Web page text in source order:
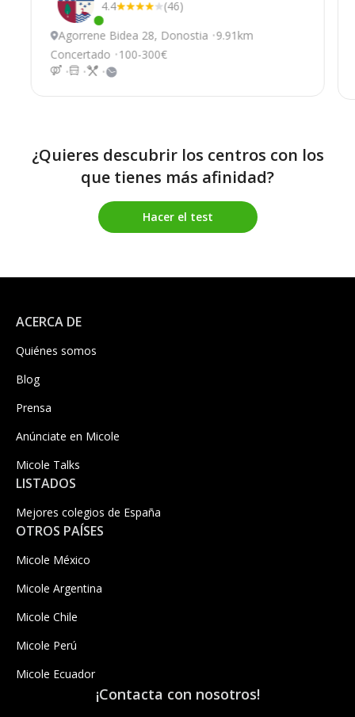
Este centro ha estado online recientemente
4.4
(46)
Agorrene Bidea 28, Donostia 9.91km
Concertado
100-300€
¿Quieres descubrir los centros con los
que tienes más afinidad?
Hacer el test
ACERCA DE
Quiénes somos
Blog
Prensa
Anúnciate en Micole
Micole Talks
LISTADOS
Mejores colegios de España
OTROS PAÍSES
Micole México
Micole Argentina
Micole Chile
Micole Perú
Micole Ecuador
¡Contacta con nosotros!